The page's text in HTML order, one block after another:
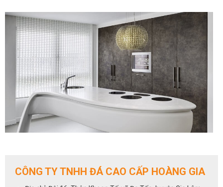
Đá nhân tạo solid surface S028
CÔNG TY TNHH ĐÁ CAO CẤP HOÀNG GIA